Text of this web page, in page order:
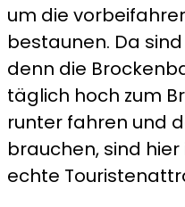
um die
bestaunen. Da
denn die
täglich hoch zum
runter fahren und
brauchen, sind
echte